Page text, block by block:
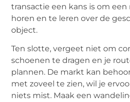
transactie een kans is om
horen en te leren over de
object.
Ten slotte, vergeet niet om
schoenen te dragen en je
plannen. De markt kan
met zoveel te zien, wil je
niets mist. Maak een